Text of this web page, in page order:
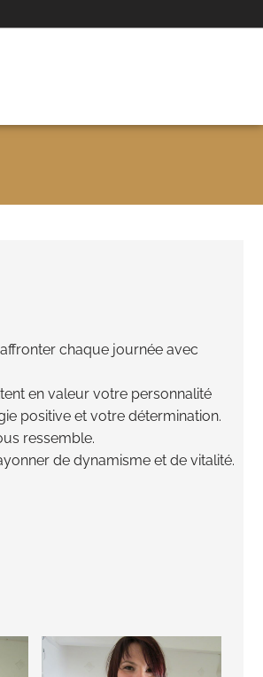
chaque journée avec
en valeur votre personnalité
positive et votre détermination.
ressemble.
de dynamisme et de vitalité.